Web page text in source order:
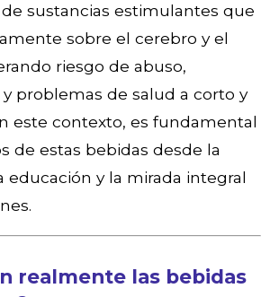
sustancias estimulantes que
sobre el cerebro y el
riesgo de abuso,
problemas de salud a corto y
este contexto, es fundamental
de estas bebidas desde la
educación y la mirada integral
realmente las bebidas